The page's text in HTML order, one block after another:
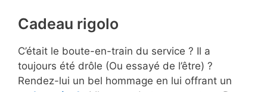
Cadeau rigolo
C’était le boute-en-train du service ? Il a
toujours été drôle (Ou essayé de l’être) ?
Rendez-lui un bel hommage en lui offrant un